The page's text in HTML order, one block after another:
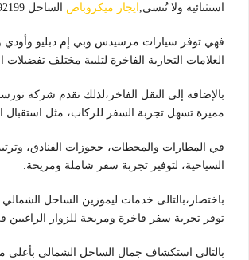
استثنائية ولا تُنسى, ايجار ميكروباص الساحل 01100092199.
فهي توفر سيارات مرسيدس وبي إم دبليو وأودي
العلامات التجارية الفاخرة لتلبية مختلف تفضيلات
بالإضافة إلى النقل الفاخر،لذلك تقدم شركة
مميزة تسهل تجربة السفر للركاب، مثل استقبال
في المطارات والمحطات، حجوزات الفنادق،
السياحية، لتوفير تجربة سفر شاملة ومريحة.
باختصار،بالتالى خدمات ليموزين الساحل
توفر تجربة سفر فاخرة ومريحة للزوار الراغبين
بالتالى استكشاف جمال الساحل الشمالي بأعلى